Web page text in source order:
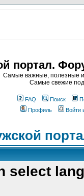
портал.
Самые важные, полезные и
Самые свежие
FAQ Поиск
Профиль
Войти
select